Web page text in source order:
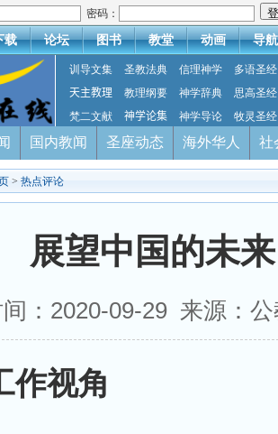
密码：
载 论坛 图书 教堂 动画 导航
训导文集 圣教法典 信理神学
多语圣经
天主教理
教理纲要 神学辞典
思高圣经
梵二文献
神学论集 神学导论 牧灵圣经
国内教闻 圣座动态 海外华人 社
> 热点评论
展望中国的未
：2020-09-29 来源：
作视角